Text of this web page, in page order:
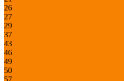
26
27
29
37
43
46
49
50
57